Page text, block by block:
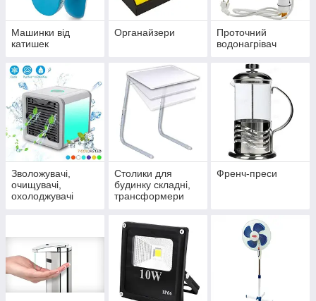
Машинки від
катишек
Органайзери
Проточний
водонагрівач
Зволожувачі,
очищувачі,
охолоджувачі
Столики для
будинку складні,
трансформери
Френч-преси